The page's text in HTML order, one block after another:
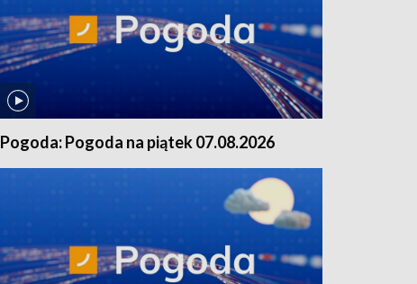
Pogoda: Pogoda na piątek 07.08.2026